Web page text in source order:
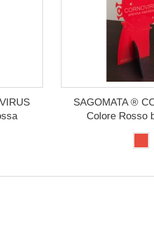
SAGOMATA ®
Colore Rosso